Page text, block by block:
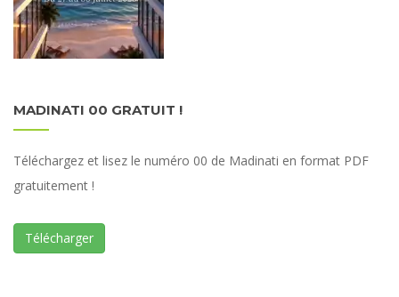
MADINATI 00 GRATUIT !
Téléchargez et lisez le numéro 00 de Madinati en format PDF
gratuitement !
Télécharger